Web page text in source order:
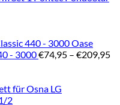
Oase
- 3000€74,95 – €209,95